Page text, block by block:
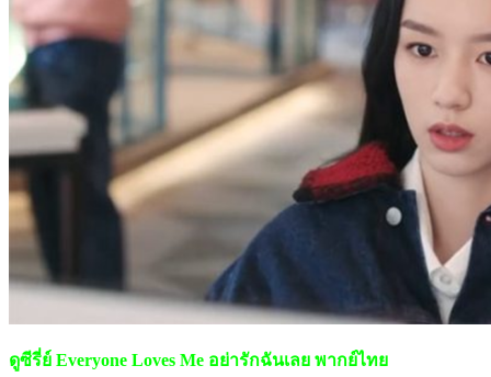
ดูซีรี่ย์ Everyone Loves Me อย่ารักฉันเลย พากย์ไทย